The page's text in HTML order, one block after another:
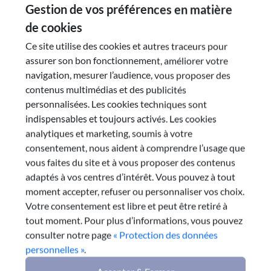
Document(s)
Rapport complet
Synthèse du rapport
Commission
Commission : 6
Enseignement supérieur, recherche et innovation
Gestion de vos préférences en matière
de cookies
Ce site utilise des cookies et autres traceurs pour
assurer son bon fonctionnement, améliorer votre
navigation, mesurer l’audience, vous proposer des
contenus multimédias et des publicités
personnalisées. Les cookies techniques sont
indispensables et toujours activés. Les cookies
analytiques et marketing, soumis à votre
consentement, nous aident à comprendre l’usage que
vous faites du site et à vous proposer des contenus
adaptés à vos centres d’intérêt. Vous pouvez à tout
moment accepter, refuser ou personnaliser vos choix.
Votre consentement est libre et peut être retiré à
tout moment. Pour plus d’informations, vous pouvez
consulter notre page « Protection des données
personnelles ».